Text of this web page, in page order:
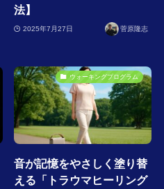
法】
2025年7月27日 菅原隆志
ウォーキングプログラム
音が記憶をやさしく塗り替
える「トラウマヒーリング